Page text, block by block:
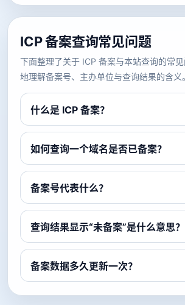
ICP 备案查询常见问题
下面整理了关于 ICP 备案与本站查询的常
地理解备案号、主办单位与查询结果的含义。
什么是 ICP 备案？
如何查询一个域名是否已备案？
备案号代表什么？
查询结果显示“未备案”是什么意思？
备案数据多久更新一次？